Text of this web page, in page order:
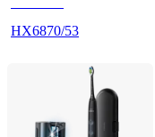
HX6870/53